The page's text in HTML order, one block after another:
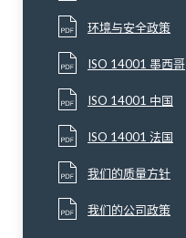
环境与安全政策
ISO 14001 墨西哥
ISO 14001 中国
ISO 14001 法国
我们的质量方针
我们的公司政策